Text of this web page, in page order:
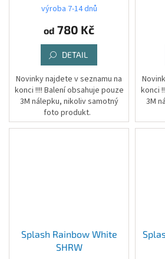
výroba 7-14 dnů
od 780 Kč
DETAIL
Novinky najdete v seznamu na
konci !!!! Balení obsahuje pouze
3M nálepku, nikoliv samotný
foto produkt.
konci
3M
Splash Rainbow White
SHRW